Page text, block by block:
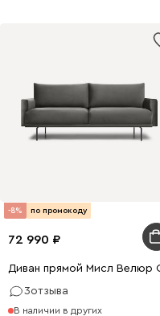
-8% по промокоду
72 990
Диван прямой Мисл Велюр
3отзыва
В наличии в других